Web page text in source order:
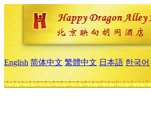
English 简体中文 繁體中文 日本語 한국어